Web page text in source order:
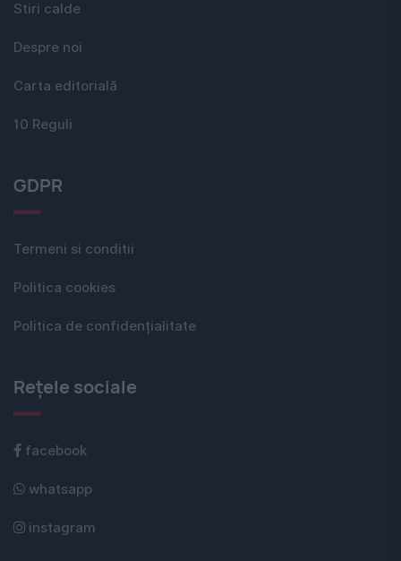
Stiri calde
Despre noi
Carta editorială
10 Reguli
GDPR
Termeni si conditii
Politica cookies
Politica de confidențialitate
Rețele sociale
facebook
whatsapp
instagram